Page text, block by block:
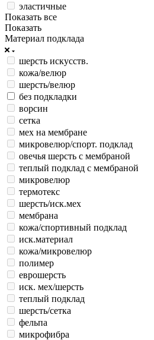
эластичные
Показать все
Показать
Материал подклада
шерсть искусств.
кожа/велюр
шерсть/велюр
без подкладки
ворсин
сетка
мех на мембране
микровелюр/спорт. подклад
овечья шерсть с мембраной
теплый подклад с мембраной
микровелюр
термотекс
шерсть/иск.мех
мембрана
кожа/спортивный подклад
иск.материал
кожа/микровелюр
полимер
еврошерсть
иск. мех/шерсть
теплый подклад
шерсть/сетка
фельпа
микрофибра